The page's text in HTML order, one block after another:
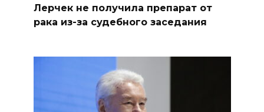
Лерчек не получила препарат от
рака из-за судебного заседания